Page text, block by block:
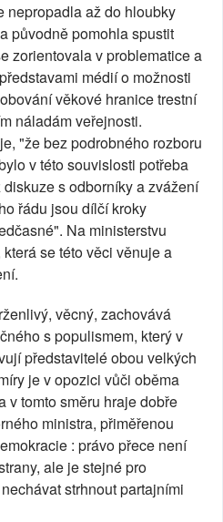
nepropadla až do hloubky
původně pomohla spustit
zorientovala v problematice a
médií o možnosti
věkové hranice trestní
náladám veřejnosti.
"že bez podrobného rozboru
v této souvislosti potřeba
s odborníky a zvážení
řádu jsou dílčí kroky
Na ministerstvu
se této věci věnuje a
věcný, zachovává
s populismem, který v
představitelé obou velkých
je v opozici vůči oběma
v tomto směru hraje dobře
ministra, přiměřenou
: právo přece není
ale je stejné pro
strhnout partajními